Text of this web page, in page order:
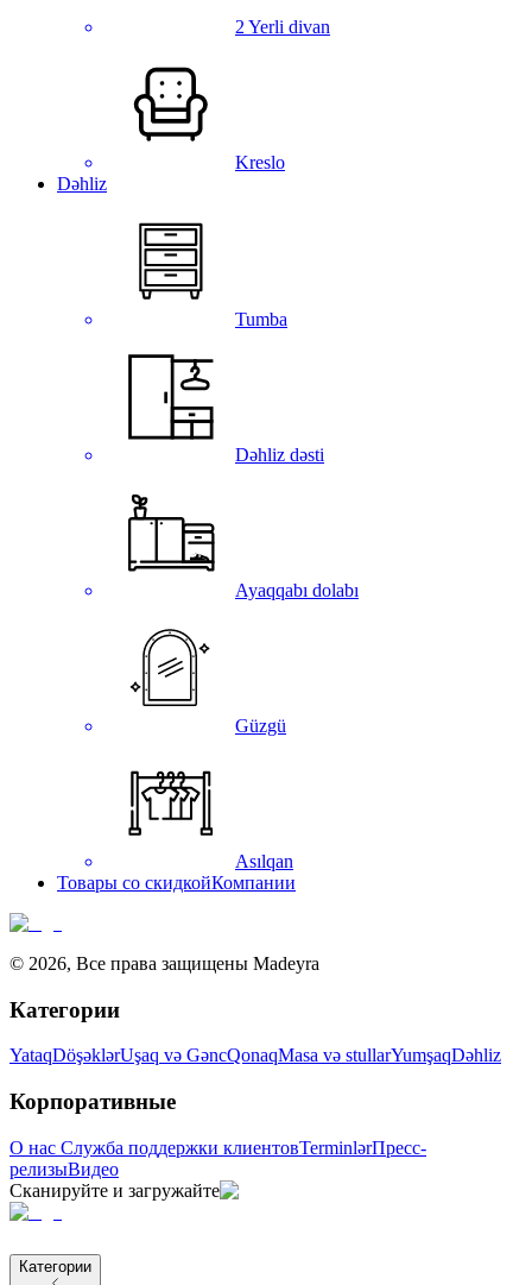
2 Yerli divan
Kreslo
Dəhliz
Tumba
Dəhliz dəsti
Ayaqqabı dolabı
Güzgü
Asılqan
Товары со скидкойКомпании
© 2026, Все права защищены Madeyra
Категории
YataqDöşəklərUşaq və GəncQonaqMasa və stullarYumşaqDəhliz
Корпоративные
О нас Служба поддержки клиентовTerminlərПресс-
релизыВидео
Сканируйте и загружайте
Категории